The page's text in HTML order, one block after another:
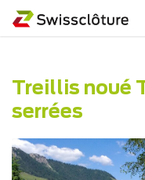
Treillis noué
serrées